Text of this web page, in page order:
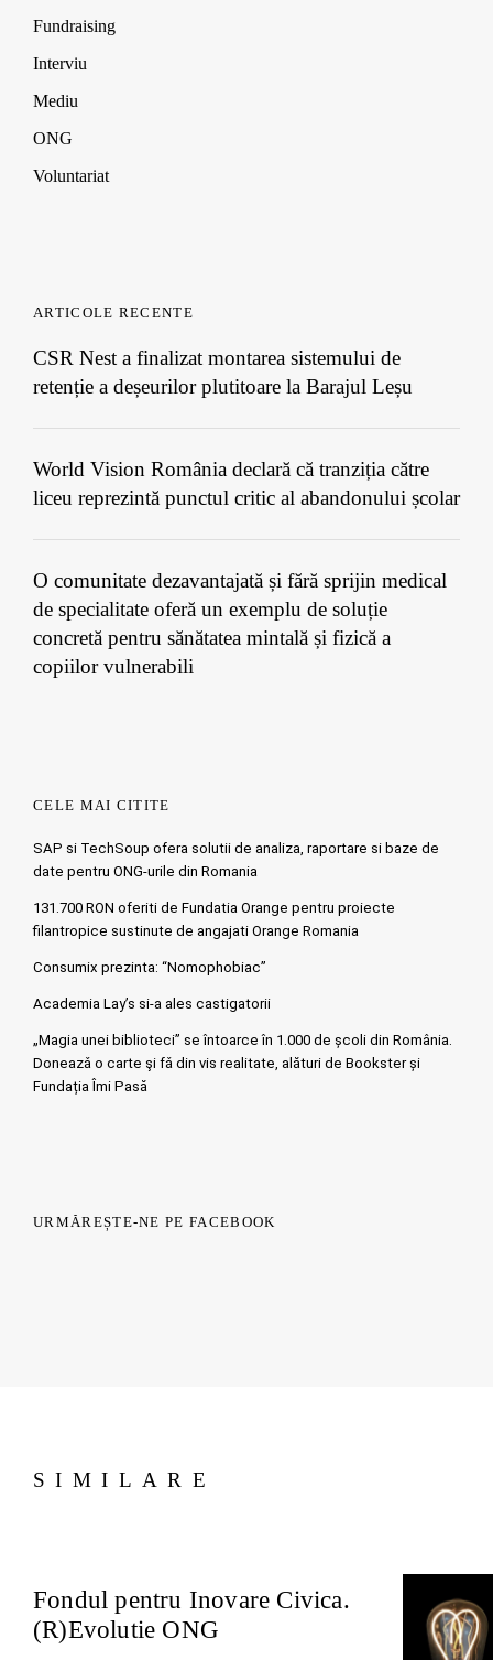
w
) )
Fundraising
Interviu
Mediu
ONG
Voluntariat
ARTICOLE RECENTE
CSR Nest a finalizat montarea sistemului de
retenție a deșeurilor plutitoare la Barajul Leșu
World Vision România declară că tranziția către
liceu reprezintă punctul critic al abandonului școlar
O comunitate dezavantajată și fără sprijin medical
de specialitate oferă un exemplu de soluție
concretă pentru sănătatea mintală și fizică a
copiilor vulnerabili
CELE MAI CITITE
SAP si TechSoup ofera solutii de analiza, raportare si baze de
date pentru ONG-urile din Romania
131.700 RON oferiti de Fundatia Orange pentru proiecte
filantropice sustinute de angajati Orange Romania
Consumix prezinta: “Nomophobiac”
Academia Lay’s si-a ales castigatorii
„Magia unei biblioteci” se întoarce în 1.000 de școli din România.
Doneazǎ o carte şi fǎ din vis realitate, alături de Bookster și
Fundația Îmi Pasă
URMĂREȘTE-NE PE FACEBOOK
SIMILARE
Fondul pentru Inovare Civica.
(R)Evolutie ONG